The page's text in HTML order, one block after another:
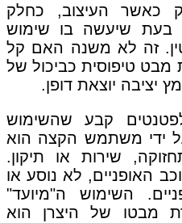
כאשר העיצוב, כחלק
בעת שיעשה בו שימוש
זה לא משנה האם קל
מבט טיפוסית כביכול של
יציבה יוצאת דופן.
קבע שהשימוש
ידי משתמש הקצה הוא
שירות או תיקון.
האופניים, לא נוסע או
השימוש ה"מיועד"
מבטו של היצרן הוא